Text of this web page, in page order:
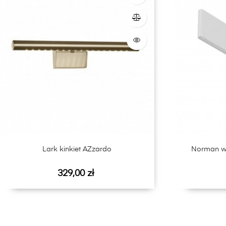
Lark kinkiet AZzardo
Cena
329,00 zł
Norman